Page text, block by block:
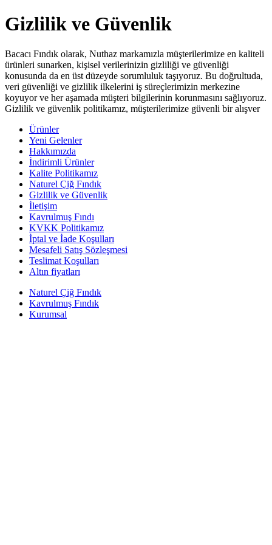
Gizlilik ve Güvenlik
Bacacı Fındık olarak, Nuthaz markamızla müşterilerimize en kaliteli
ürünleri sunarken, kişisel verilerinizin gizliliği ve güvenliği
konusunda da en üst düzeyde sorumluluk taşıyoruz. Bu doğrultuda,
veri güvenliği ve gizlilik ilkelerini iş süreçlerimizin merkezine
koyuyor ve her aşamada müşteri bilgilerinin korunmasını sağlıyoruz.
Gizlilik ve güvenlik politikamız, müşterilerimize güvenli bir alışver
Ürünler
Yeni Gelenler
Hakkımızda
İndirimli Ürünler
Kalite Politikamız
Naturel Çiğ Fındık
Gizlilik ve Güvenlik
İletişim
Kavrulmuş Fındı
KVKK Politikamız
İptal ve İade Koşulları
Mesafeli Satış Sözleşmesi
Teslimat Koşulları
Altın fiyatları
Naturel Çiğ Fındık
Kavrulmuş Fındık
Kurumsal